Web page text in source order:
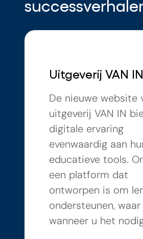
Uitgeverij VAN IN
De nieuwe website
uitgeverij VAN IN
digitale ervaring
evenwaardig aan
educatieve tools.
een platform dat
ontworpen is om
ondersteunen, waar
wanneer u het